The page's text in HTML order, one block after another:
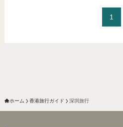
1
ホーム 香港旅行ガイド 深圳旅行